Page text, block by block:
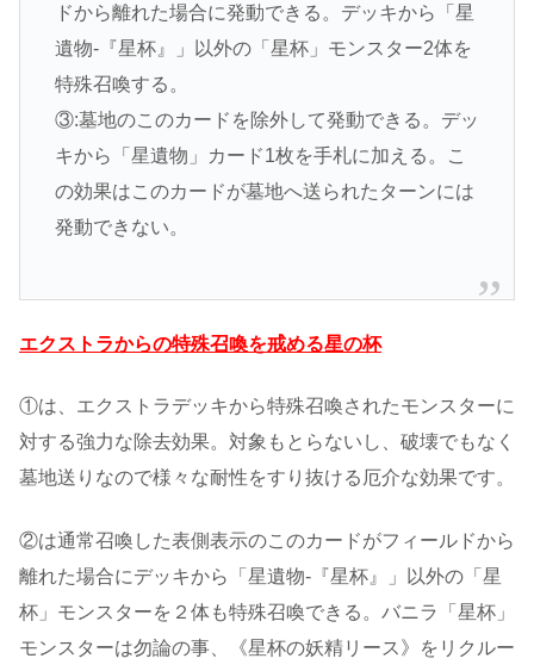
ドから離れた場合に発動できる。デッキから「星
遺物-『星杯』」以外の「星杯」モンスター2体を
特殊召喚する。
③:墓地のこのカードを除外して発動できる。デッ
キから「星遺物」カード1枚を手札に加える。こ
の効果はこのカードが墓地へ送られたターンには
発動できない。
エクストラからの特殊召喚を戒める星の杯
①は、エクストラデッキから特殊召喚されたモンスターに
対する強力な除去効果。対象もとらないし、破壊でもなく
墓地送りなので様々な耐性をすり抜ける厄介な効果です。
②は通常召喚した表側表示のこのカードがフィールドから
離れた場合にデッキから「星遺物-『星杯』」以外の「星
杯」モンスターを２体も特殊召喚できる。バニラ「星杯」
モンスターは勿論の事、《星杯の妖精リース》をリクルー